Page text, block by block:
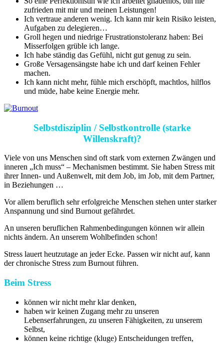
zufrieden mit mir und meinen Leistungen!
Ich vertraue anderen wenig. Ich kann mir kein Risiko leisten,
Aufgaben zu delegieren…
Groll hegen und niedrige Frustrationstoleranz haben: Bei
Misserfolgen grüble ich lange.
Ich habe ständig das Gefühl, nicht gut genug zu sein.
Große Versagensängste habe ich und darf keinen Fehler
machen.
Ich kann nicht mehr, fühle mich erschöpft, machtlos, hilflos
und müde, habe keine Energie mehr.
Selbstdisziplin / Selbstkontrolle (starke
Willenskraft)?
Viele von uns Menschen sind oft stark vom externen Zwängen und
inneren „Ich muss“ – Mechanismen bestimmt. Sie haben Stress mit
ihrer Innen- und Außenwelt, mit dem Job, im Job, mit dem Partner,
in Beziehungen …
Vor allem beruflich sehr erfolgreiche Menschen stehen unter starker
Anspannung und sind Burnout gefährdet.
An unseren beruflichen Rahmenbedingungen können wir allein
nichts ändern. An unserem Wohlbefinden schon!
Stress lauert heutzutage an jeder Ecke. Passen wir nicht auf, kann
der chronische Stress zum Burnout führen.
Beim Stress
können wir nicht mehr klar denken,
haben wir keinen Zugang mehr zu unseren
Lebenserfahrungen, zu unseren Fähigkeiten, zu unserem
Selbst,
können keine richtige (kluge) Entscheidungen treffen,